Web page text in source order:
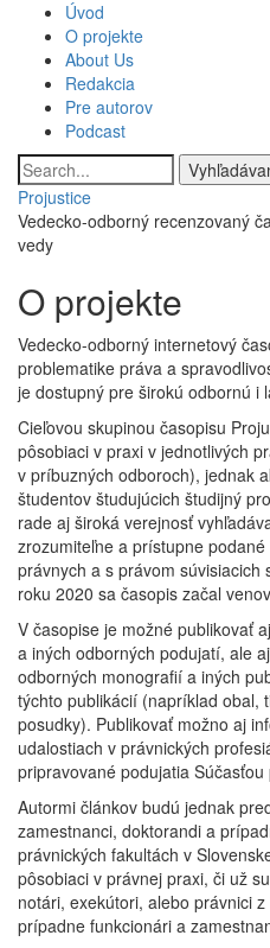
hlavný
obsah
Main
navigation
Úvod
O projekte
About Us
Redakcia
Pre autorov
Podcast
Vyhľadávanie
Projustice
Vedecko-odborný recenzovaný
vedy
O projekte
Vedecko-odborný internetový
problematike práva a
je dostupný pre širokú odbornú i
Cieľovou skupinou časopisu
pôsobiaci v praxi v jednotlivých
v príbuzných odboroch), jednak
študentov študujúcich študijný
rade aj široká verejnosť
zrozumiteľne a prístupne
právnych a s právom súvisiacich
roku 2020 sa časopis začal
V časopise je možné publikovať
a iných odborných podujatí, ale
odborných monografií a iných
týchto publikácií (napríklad obal,
posudky). Publikovať možno aj
udalostiach v právnických
pripravované podujatia
Autormi článkov budú jednak
zamestnanci, doktorandi a
právnických fakultách v
pôsobiaci v právnej praxi, či už
notári, exekútori, alebo právnici
prípadne funkcionári a